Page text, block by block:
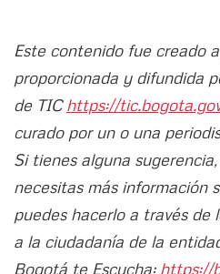
Este contenido fue creado
proporcionada y difundida
de TIChttps://
curado por un o una
Si tienes alguna
necesitas más información
puedes hacerlo a través de
a la ciudadanía de la
Bogotá te Escucha: https://